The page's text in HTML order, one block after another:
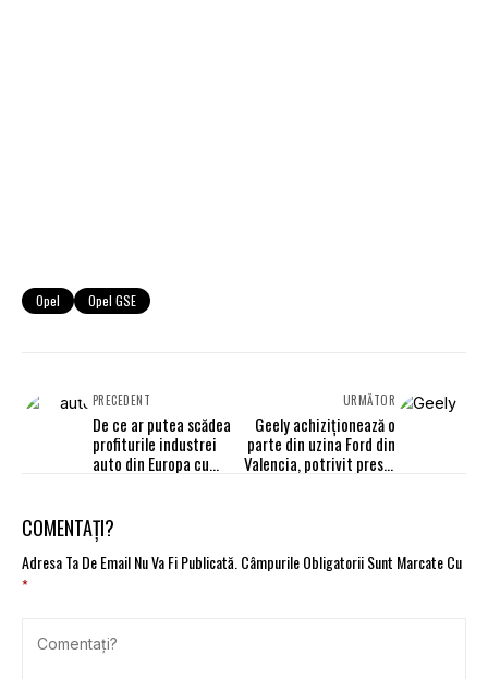
Opel Opel GSE
PRECEDENT
De ce ar putea scădea
profiturile industrei
auto din Europa cu
URMĂTOR
Geely achiziționează o
parte din uzina Ford din
Valencia, potrivit presei
COMENTAȚI?
Adresa Ta De Email Nu Va Fi Publicată.Câmpurile Obligatorii Sunt Marcate Cu
*